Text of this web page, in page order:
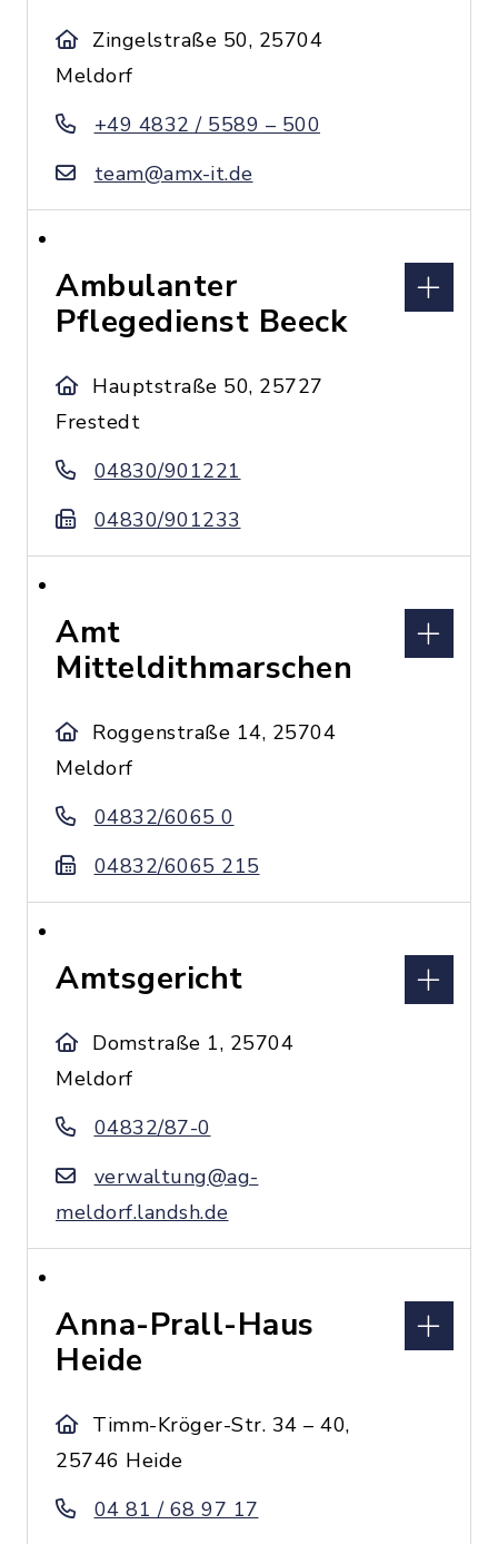
Zingelstraße 50, 25704
Meldorf
+49 4832 / 5589 – 500
team@amx-it.de
Ambulanter
Pflegedienst Beeck
Hauptstraße 50, 25727
Frestedt
04830/901221
04830/901233
Amt
Mitteldithmarschen
Roggenstraße 14, 25704
Meldorf
04832/6065 0
04832/6065 215
Amtsgericht
Domstraße 1, 25704
Meldorf
04832/87-0
verwaltung@ag-
meldorf.landsh.de
Anna-Prall-Haus
Heide
Timm-Kröger-Str. 34 – 40,
25746 Heide
04 81 / 68 97 17